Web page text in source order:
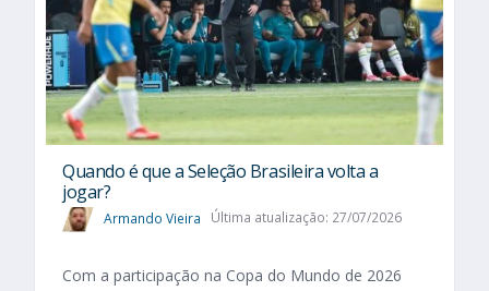
Quando é que a Seleção Brasileira volta a
jogar?
Armando Vieira Última atualização: 27/07/2026
Com a participação na Copa do Mundo de 2026